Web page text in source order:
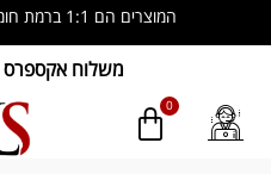
לתוכן
המוצרים הם 1:1 ברמת חומרים גבוה קוד קופון: LS10
משלוח אקספרס